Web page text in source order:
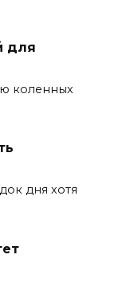
для
коленных
дня хотя